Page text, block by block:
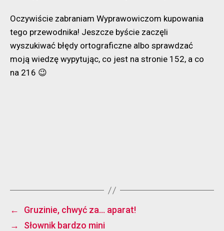
Oczywiście zabraniam Wyprawowiczom kupowania
tego przewodnika! Jeszcze byście zaczęli
wyszukiwać błędy ortograficzne albo sprawdzać
moją wiedzę wypytując, co jest na stronie 152, a co
na 216 😉
←
Gruzinie, chwyć za… aparat!
→
Słownik bardzo mini